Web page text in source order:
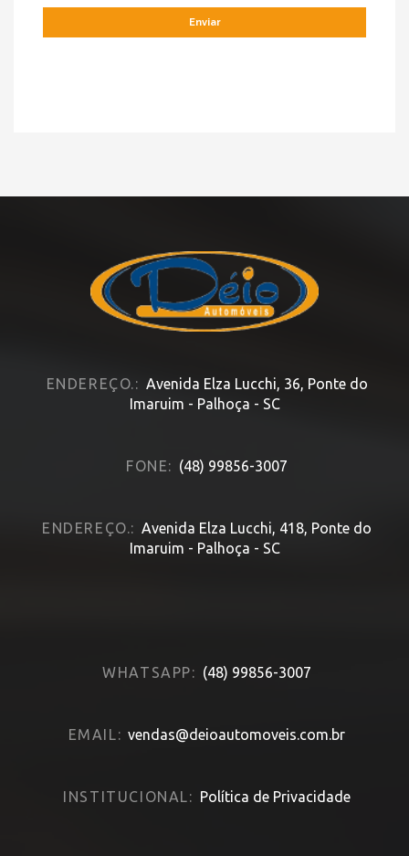
ENDEREÇO.: Avenida Elza Lucchi, 36, Ponte do
Imaruim - Palhoça - SC
FONE: (48) 99856-3007
ENDEREÇO.: Avenida Elza Lucchi, 418, Ponte do
Imaruim - Palhoça - SC
WHATSAPP: (48) 99856-3007
EMAIL: vendas@deioautomoveis.com.br
INSTITUCIONAL: Política de Privacidade